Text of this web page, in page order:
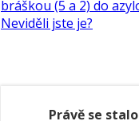
Právě se stalo